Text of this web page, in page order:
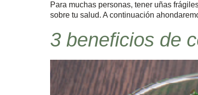
Para muchas personas, tener uñas
sobre tu salud. A continuación
3 beneficios de